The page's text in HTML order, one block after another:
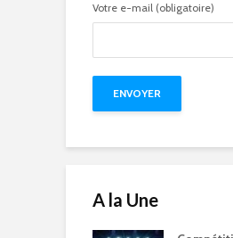
Votre e-mail (obligatoire)
A la Une